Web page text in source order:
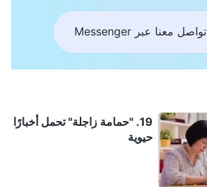
تواصل معنا عبر Messenger
19. "حمامة زاجلة" تحمل أخبارًا
حيوية